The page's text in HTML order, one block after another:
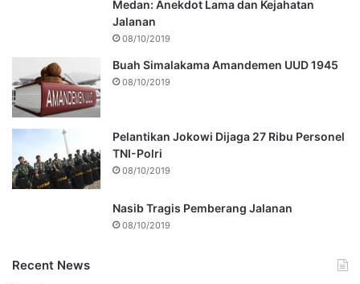
Medan: Anekdot Lama dan Kejahatan
Jalanan
08/10/2019
Buah Simalakama Amandemen UUD 1945
08/10/2019
Pelantikan Jokowi Dijaga 27 Ribu Personel
TNI-Polri
08/10/2019
Nasib Tragis Pemberang Jalanan
08/10/2019
Recent News